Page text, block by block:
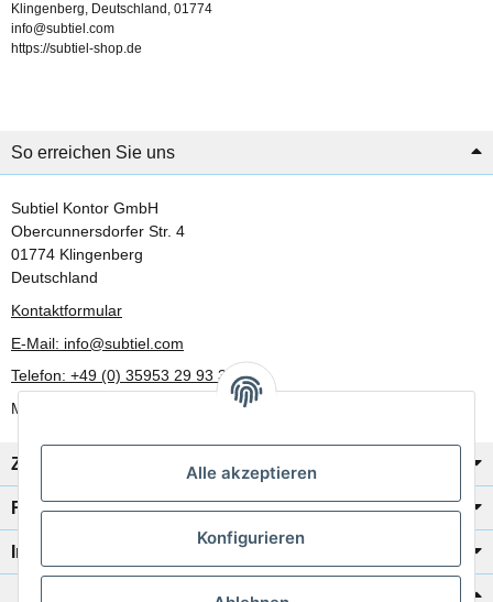
Alle akzeptieren
Konfigurieren
Klingenberg, Deutschland, 01774
info@subtiel.com
https://subtiel-shop.de
So erreichen Sie uns
Subtiel Kontor GmbH
Obercunnersdorfer Str. 4
01774 Klingenberg
Deutschland
Kontaktformular
E-Mail: info@subtiel.com
Telefon: +49 (0) 35953 29 93 30
Mo-Fr: 8:00 Uhr - 17:00 Uhr
Zahlung/Versand
Rechtliches
Informationen
Katalog zur Hand?